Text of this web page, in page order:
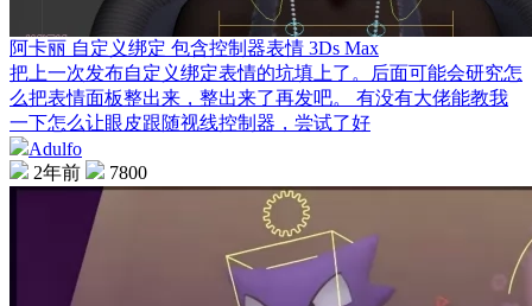
阿卡丽 自定义绑定 包含控制器表情 3Ds Max
把上一次发布自定义绑定表情的坑填上了。后面可能会研究怎
么把表情面板整出来，整出来了再发吧。 有没有大佬能教我
一下怎么让眼皮跟随视线控制器，尝试了好
Adulfo
2年前
7800